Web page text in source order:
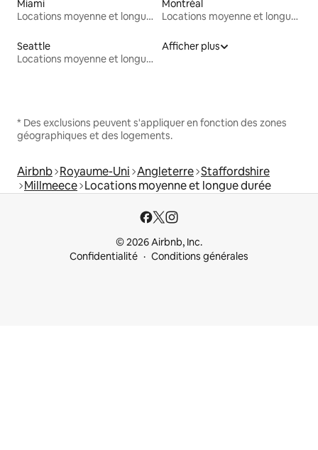
Miami
Locations moyenne et longue durée
Montréal
Locations moyenne et longue durée
Seattle
Locations moyenne et longue durée
Afficher plus
* Des exclusions peuvent s'appliquer en fonction des zones
géographiques et des logements.
Airbnb Royaume-Uni Angleterre Staffordshire
Millmeece Locations moyenne et longue durée
© 2026 Airbnb, Inc.
Confidentialité
Conditions générales